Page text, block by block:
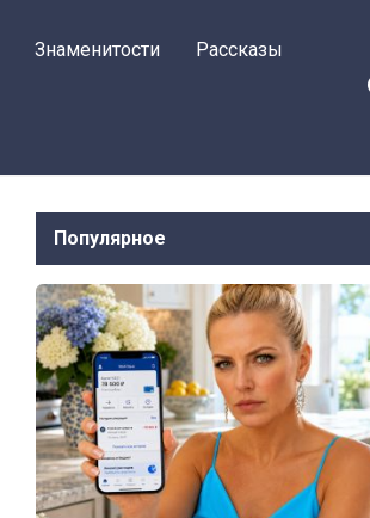
Знаменитости Рассказы
Популярное